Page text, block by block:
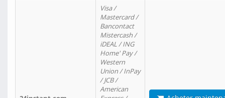
Visa /
Mastercard /
Bancontact
Mistercash /
iDEAL / ING
Home' Pay /
Western
Union / InPay
/ JCB /
American